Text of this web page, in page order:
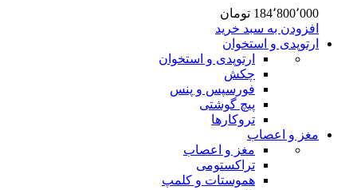
184٬800٬000 تومان
افزودن به سبد خرید
ارتوپدی و استخوان
ارتوپدی و استخوان
چکش
فورسپس و پنس
پیچ گوشتی
تروکارها
مغز و اعصاب
مغز و اعصاب
تراکستومی
هموستات و کلمپ